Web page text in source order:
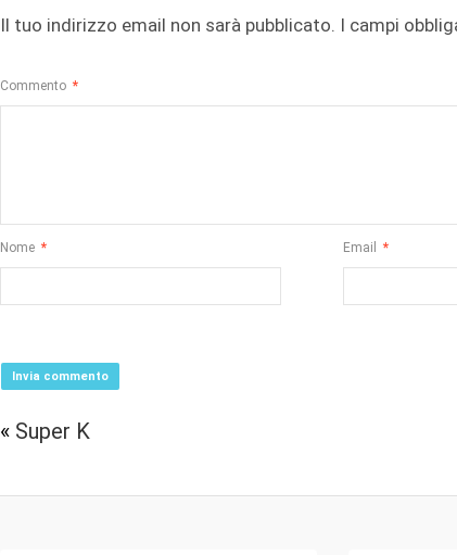
Il tuo indirizzo email non sarà pubblicato. I campi
Commento *
Nome * Email *
« Super K